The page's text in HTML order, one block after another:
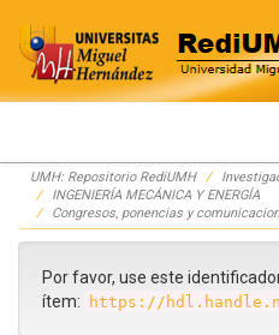
Skip
navigation
UMH: Repositorio RediUMH
INGENIERÍA MECÁNICA Y ENERGÍA
Congresos, ponencias y
Por favor, use este
ítem:
https://